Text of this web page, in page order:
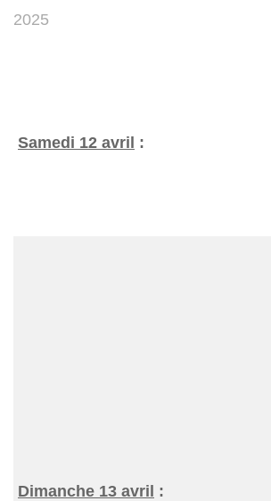
2025
Samedi 12 avril :
Dimanche 13 avril :